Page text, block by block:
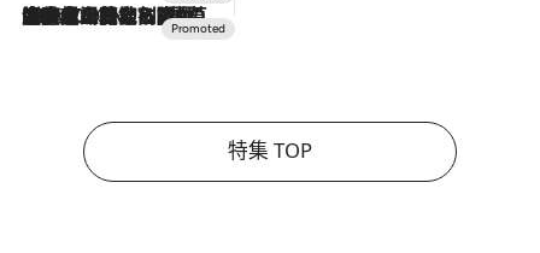
2026.7.10
NEW OPEN！【界 草津】名湯の地に誕生。趣の異なる2種の温泉と上州ならではの会席・蕎麦割烹など美食を味わう究極の癒やし旅
特集 TOP